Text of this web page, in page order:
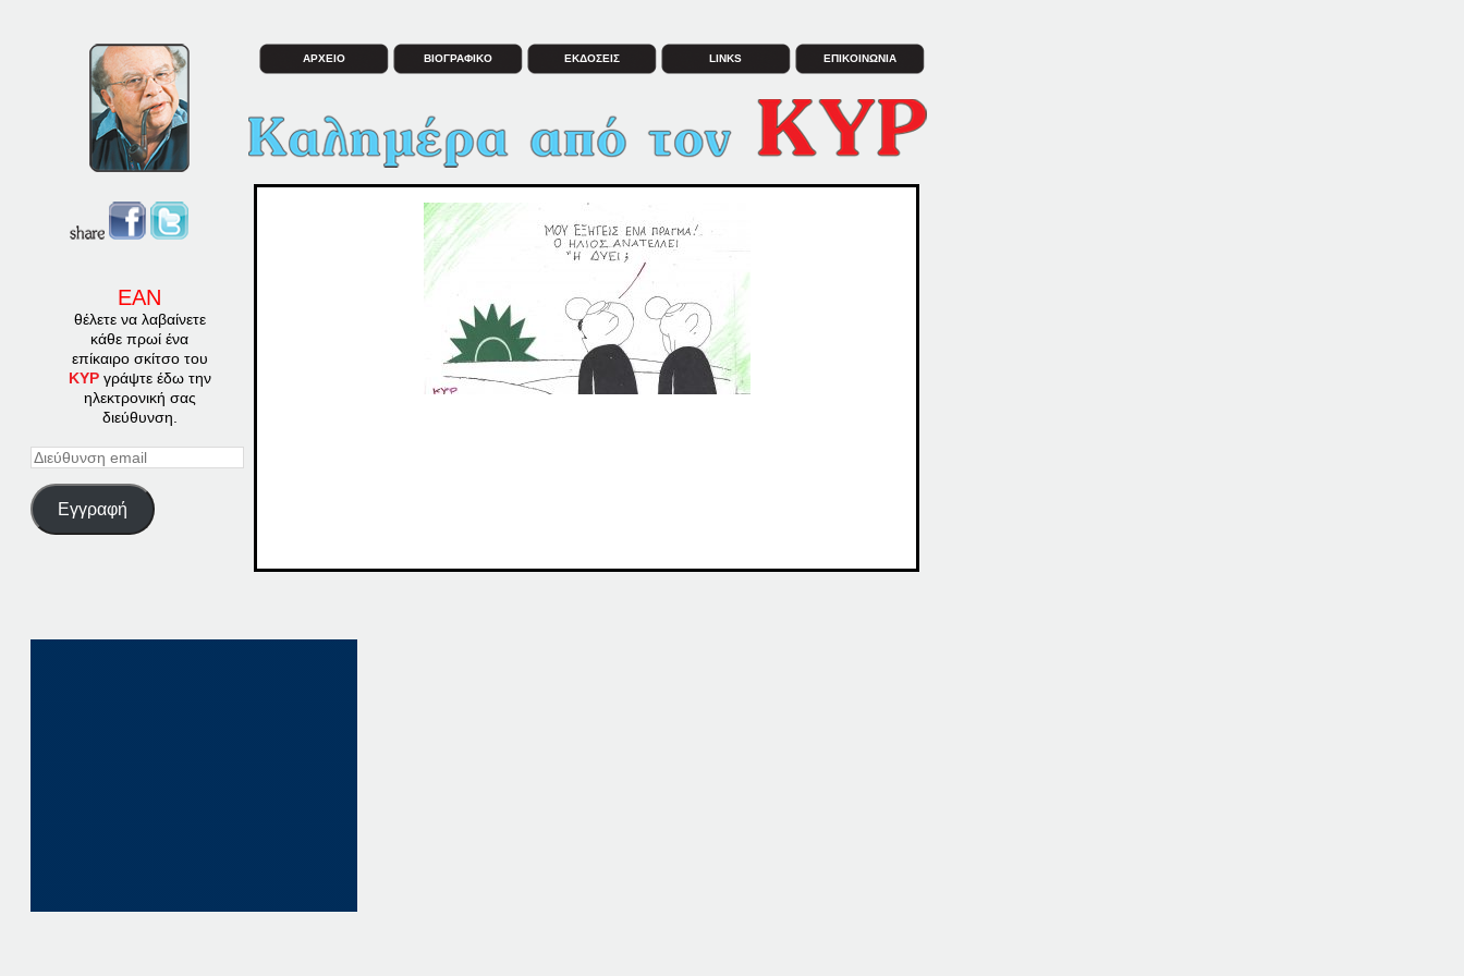
ΕΑΝ
θέλετε να λαβαίνετε
κάθε πρωί ένα
επίκαιρο σκίτσο του
ΚΥΡγράψτε έδω την
ηλεκτρονική σας
διεύθυνση.
Διεύθυνση
Εγγραφή
ΑΡΧΕΙΟ ΒΙΟΓΡΑΦΙΚΟ ΕΚΔΟΣΕΙΣ LINKS ΕΠΙΚΟΙΝΩΝΙΑ